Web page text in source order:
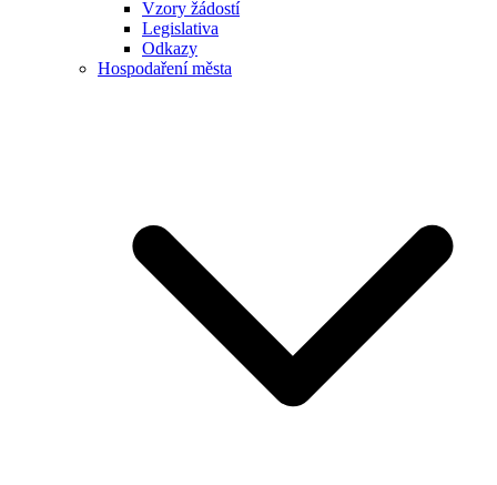
Vzory žádostí
Legislativa
Odkazy
Hospodaření města